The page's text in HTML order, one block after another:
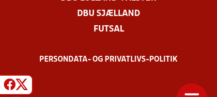
DBU SJÆLLAND
FUTSAL
PERSONDATA- OG PRIVATLIVS-POLITIK